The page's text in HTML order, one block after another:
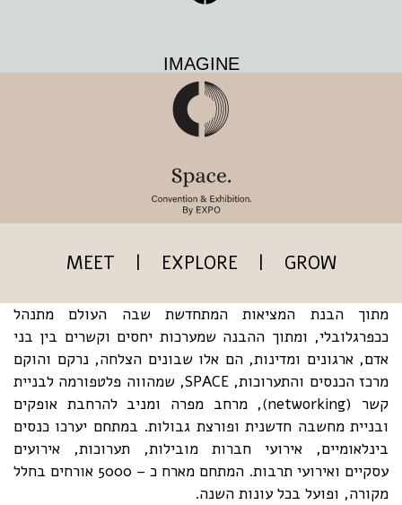
IMAGINE
MEET | EXPLORE | GROW
מתוך הבנת המציאות המתחדשת שבה העולם מתנהל
ככפרגלובלי, ומתוך ההבנה שמערכות יחסים וקשרים בין בני
אדם, ארגונים ומדינות, הם אלו שבונים הצלחה, נרקם והוקם
מרכז הכנסים והתערוכות, SPACE, שמהווה פלטפורמה לבניית
קשר (networkingׁׂ), מרחב מפרה ומניב להרחבת אופקים
ובניית מחשבה חדשנית ופורצת גבולות. במתחם יערכו כנסים
בינלאומיים, אירועי חברות מובילות, תערוכות, אירועים
עסקיים ואירועי תרבות. המתחם מארח כ – 5000 אורחים בחלל
מקורה, ופועל בכל עונות השנה.